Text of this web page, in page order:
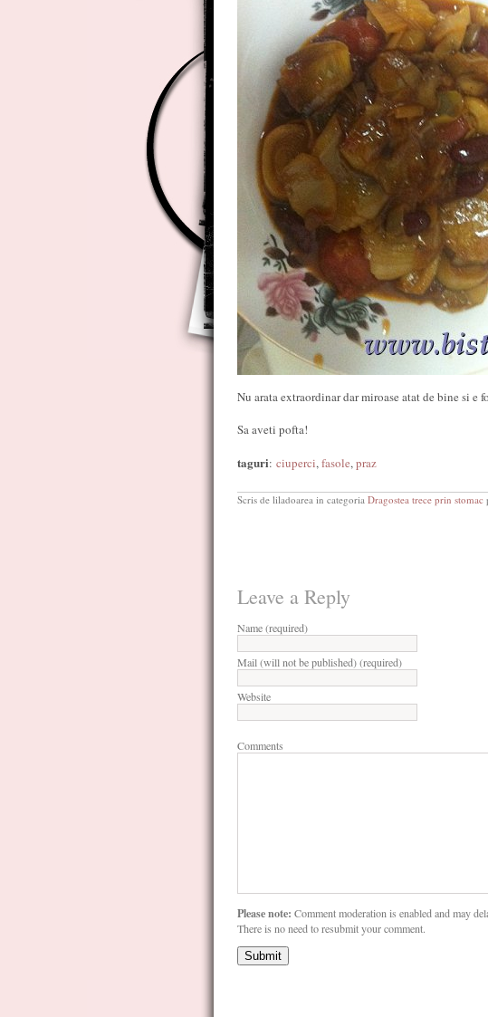
Nu arata extraordinar dar miroase atat de bine si e
Sa aveti pofta!
taguri: ciuperci,fasole,praz
Scris de liladoarea in categoria Dragostea trece prin stomac
Leave a Reply
Name (required)
Mail (will not be published) (required)
Website
Comments
Please note: Comment moderation is enabled and may
There is no need to resubmit your comment.